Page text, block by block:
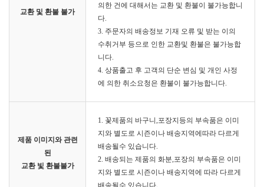
교환 및 환불 불가
의한 건에 대해서는 교환 및 환불이 불가능합니
다.
3. 주문자의 배송정보 기재 오류 및 받는 이의
수취거부 등으로 인한 교환및 환불은 불가능합
니다.
4. 상품출고 후 고객의 단순 변심 및 개인 사정
에 의한 취소요청은 환불이 불가능합니다.
제품 이미지와 관련
된
교환 빛 환불불가
1. 꽃제품의 바구니,포장지등의 부속품은 이미
지와 별도로 시즌이나 배송지역에따라 다르게
배송될수 있습니다.
2. 배송되는 제품의 화분,포장의 부속품은 이미
지와 별도로 시즌이나 배송지역에 따라 다르게
배송될수 있습니다.